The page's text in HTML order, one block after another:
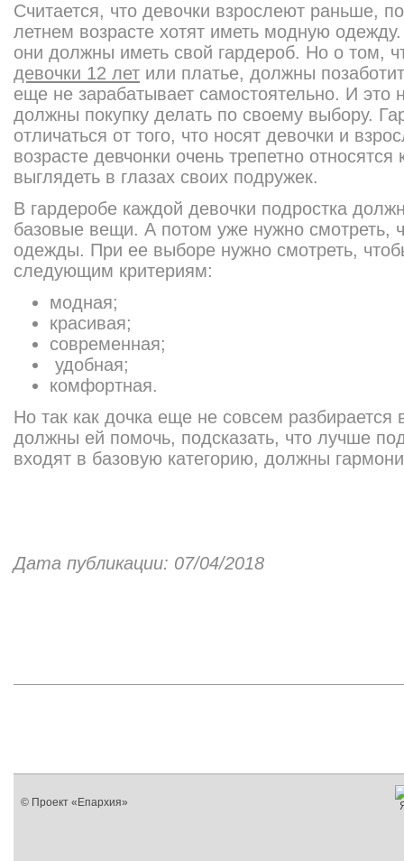
Считается, что девочки взрослеют раньше,
летнем возрасте хотят иметь модную
они должны иметь свой гардероб. Но о том,
девочки 12 лет или платье, должны
еще не зарабатывает самостоятельно. И это
должны покупку делать по своему выбору.
отличаться от того, что носят девочки и
возрасте девчонки очень трепетно относятся
выглядеть в глазах своих подружек.
В гардеробе каждой девочки подростка
базовые вещи. А потом уже нужно смотреть,
одежды. При ее выборе нужно смотреть,
следующим критериям:
модная;
красивая;
современная;
удобная;
комфортная.
Но так как дочка еще не совсем разбирается
должны ей помочь, подсказать, что лучше
входят в базовую категорию, должны
Дата публикации: 07/04/2018
© Проект «Епархия»